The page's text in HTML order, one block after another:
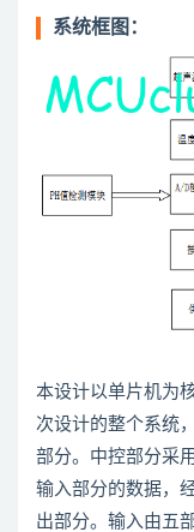
系统框图：
本设计以单片机为
次设计的整个系统
部分。中控部分采
输入部分的数据，
出部分。输入由五